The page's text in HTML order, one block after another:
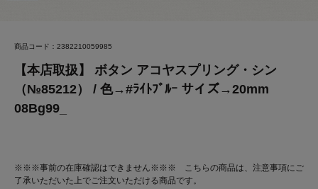
商品コード：2382210059985
【本店取扱】 ボタン アコヤスプリング・シン
（№85212） / 色→#ﾗｲﾄﾌﾞﾙｰ サイズ→20mm
08Bg99_
※※※事前の在庫確認はできません※※※ こちらの商品は、注意事項にご
了承いただいた上でご注文いただける商品です。